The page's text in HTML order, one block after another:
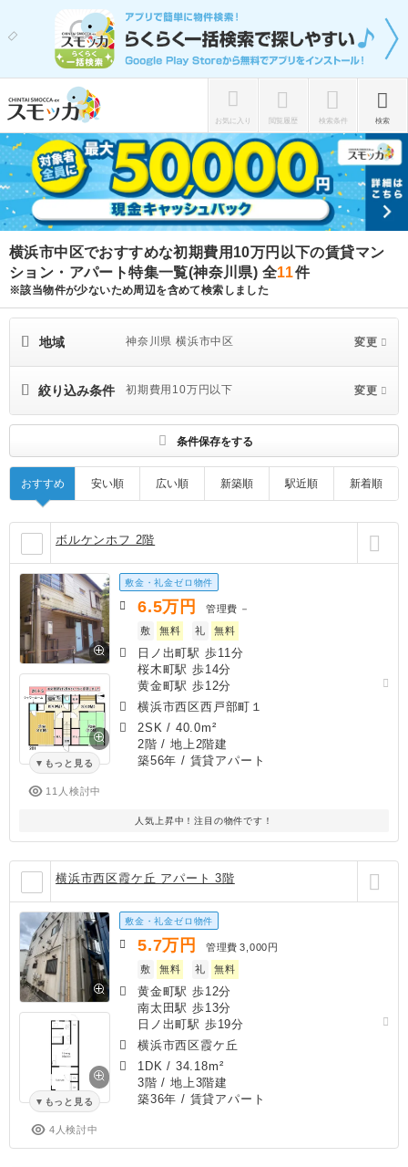
お気に入り 閲覧履歴 検索条件 検索
横浜市中区でおすすめな初期費用10万円以下の賃貸マン
ション・アパート特集一覧(神奈川県) 全11件
※該当物件が少ないため周辺を含めて検索しました
地域 神奈川県 横浜市中区 変更
絞り込み条件 初期費用10万円以下 変更
条件保存をする
おすすめ 安い順 広い順 新築順 駅近順 新着順
ボルケンホフ 2階
もっと見る
11人検討中
敷金・礼金ゼロ物件
6.5万円 管理費 －
敷
無料 礼 無料
日ノ出町駅 歩11分
桜木町駅 歩14分
黄金町駅 歩12分
横浜市西区西戸部町１
2SK / 40.0m²
2階 / 地上2階建
築56年 / 賃貸アパート
人気上昇中！注目の物件です！
横浜市西区霞ケ丘 アパート 3階
もっと見る
4人検討中
敷金・礼金ゼロ物件
5.7万円 管理費 3,000円
敷
無料 礼 無料
黄金町駅 歩12分
南太田駅 歩13分
日ノ出町駅 歩19分
横浜市西区霞ケ丘
1DK / 34.18m²
3階 / 地上3階建
築36年 / 賃貸アパート